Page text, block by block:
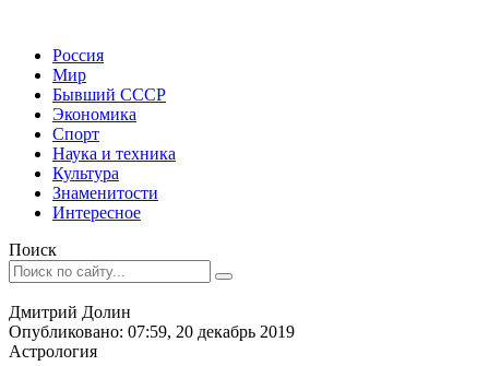
Россия
Мир
Бывший СССР
Экономика
Спорт
Наука и техника
Культура
Знаменитости
Интересное
Поиск
Дмитрий Долин
Опубликовано: 07:59, 20 декабрь 2019
Астрология